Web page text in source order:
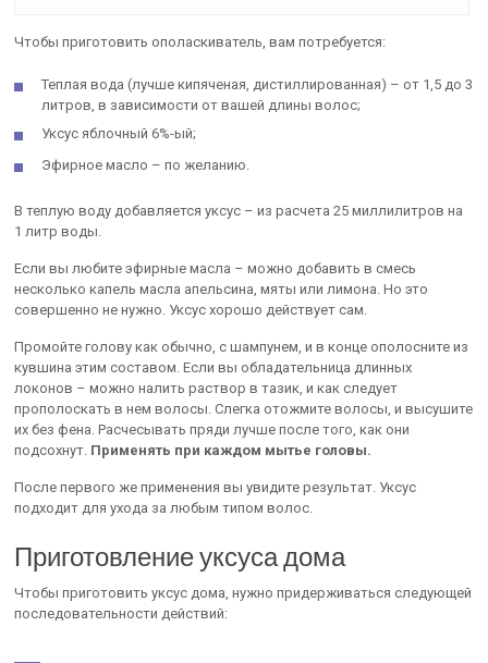
Чтобы приготовить ополаскиватель, вам потребуется:
Теплая вода (лучше кипяченая, дистиллированная) – от 1,5 до 3
литров, в зависимости от вашей длины волос;
Уксус яблочный 6%-ый;
Эфирное масло – по желанию.
В теплую воду добавляется уксус – из расчета 25 миллилитров на
1 литр воды.
Если вы любите эфирные масла – можно добавить в смесь
несколько капель масла апельсина, мяты или лимона. Но это
совершенно не нужно. Уксус хорошо действует сам.
Промойте голову как обычно, с шампунем, и в конце ополосните из
кувшина этим составом. Если вы обладательница длинных
локонов – можно налить раствор в тазик, и как следует
прополоскать в нем волосы. Слегка отожмите волосы, и высушите
их без фена. Расчесывать пряди лучше после того, как они
подсохнут. Применять при каждом мытье головы.
После первого же применения вы увидите результат. Уксус
подходит для ухода за любым типом волос.
Приготовление уксуса дома
Чтобы приготовить уксус дома, нужно придерживаться следующей
последовательности действий: